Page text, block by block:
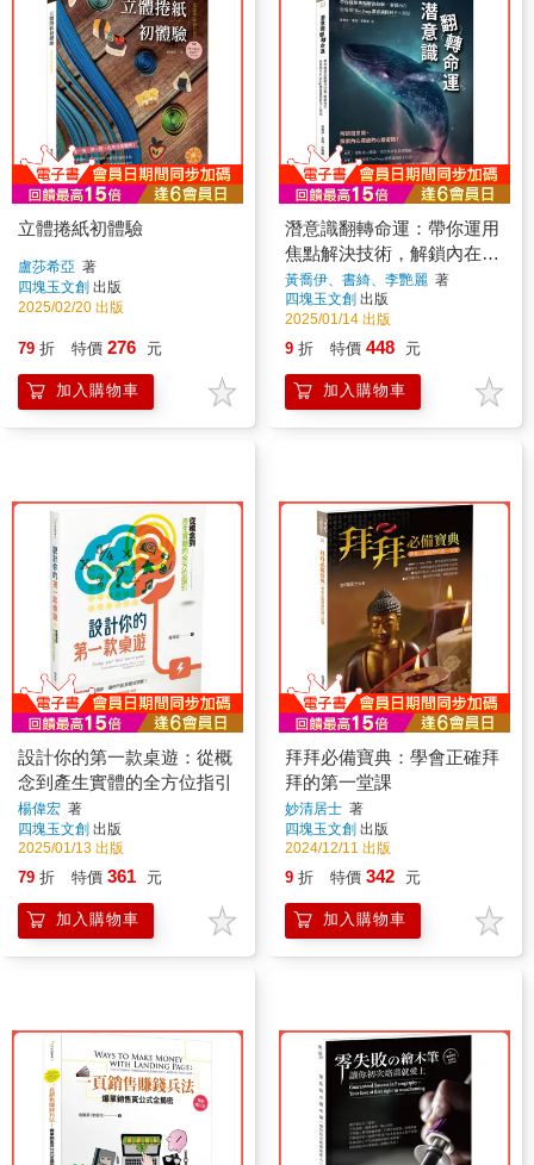
立體捲紙初體驗
盧莎希亞 著
四塊玉文創 出版
2025/02/20 出版
79 折 特價 276 元
加入購物車
潛意識翻轉命運：帶你運用
焦點解決技術，解鎖內在世
界的The Deep潛意識投射卡
x玩法
黃喬伊、書綺、李艷麗 著
四塊玉文創 出版
2025/01/14 出版
9 折 特價 448 元
加入購物車
設計你的第一款桌遊：從概
念到產生實體的全方位指引
楊偉宏 著
四塊玉文創 出版
2025/01/13 出版
79 折 特價 361 元
加入購物車
拜拜必備寶典：學會正確拜
拜的第一堂課
妙清居士 著
四塊玉文創 出版
2024/12/11 出版
9 折 特價 342 元
加入購物車